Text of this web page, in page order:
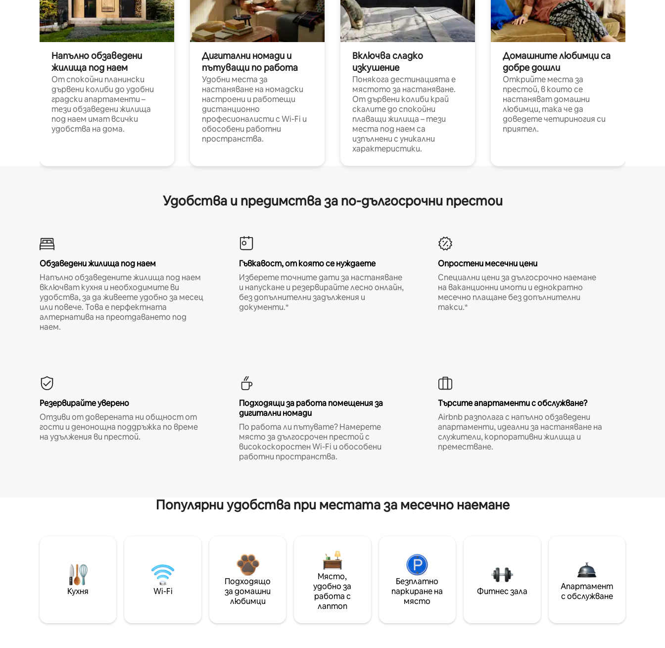
Напълно обзаведени
жилища под наем
От спокойни планински
дървени колиби до удобни
градски апартаменти –
тези обзаведени жилища
под наем имат всички
удобства на дома.
Дигитални номади и
пътуващи по работа
Удобни места за
настаняване на номадски
настроени и работещи
дистанционно
професионалисти с Wi-Fi и
обособени работни
пространства.
Включва сладко
изкушение
Понякога дестинацията е
мястото за настаняване.
От дървени колиби край
скалите до спокойни
плаващи жилища – тези
места под наем са
изпълнени с уникални
характеристики.
Домашните любимци са
добре дошли
Открийте места за
престой, в които се
настаняват домашни
любимци, така че да
доведете четириногия си
приятел.
Удобства и предимства за по-дългосрочни престои
Обзаведени жилища под наем
Напълно обзаведените жилища под наем
включват кухня и необходимите ви
удобства, за да живеете удобно за месец
или повече. Това е перфектната
алтернатива на преотдаването под
наем.
Гъвкавост, от която се нуждаете
Изберете точните дати за настаняване
и напускане и резервирайте лесно онлайн,
без допълнителни задължения и
документи.*
Опростени месечни цени
Специални цени за дългосрочно наемане
на ваканционни имоти и еднократно
месечно плащане без допълнителни
такси.*
Резервирайте уверено
Отзиви от доверената ни общност от
гости и денонощна поддръжка по време
на удължения ви престой.
Подходящи за работа помещения за
дигитални номади
По работа ли пътувате? Намерете
място за дългосрочен престой с
високоскоростен Wi-Fi и обособени
работни пространства.
Търсите апартаменти с обслужване?
Airbnb разполага с напълно обзаведени
апартаменти, идеални за настаняване на
служители, корпоративни жилища и
преместване.
Популярни удобства при местата за месечно наемане
Кухня Wi-Fi
Подходящо
за домашни
любимци
Място,
удобно за
работа с
лаптоп
Безплатно
паркиране на
място
Фитнес зала
Апартамент
с обслужване